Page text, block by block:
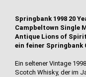
Springbank 1998 20
Campbeltown Single
Antique Lions of
ein feiner Springbank
Ein seltener Vintage
Scotch Whisky, der im